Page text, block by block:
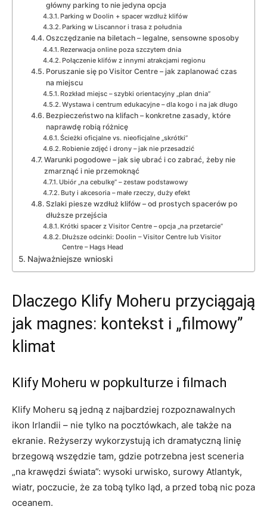
główny parking to nie jedyna opcja
Parking w Doolin + spacer wzdłuż klifów
Parking w Liscannor i trasa z południa
Oszczędzanie na biletach – legalne, sensowne sposoby
Rezerwacja online poza szczytem dnia
Połączenie klifów z innymi atrakcjami regionu
Poruszanie się po Visitor Centre – jak zaplanować czas
na miejscu
Rozkład miejsc – szybki orientacyjny „plan dnia”
Wystawa i centrum edukacyjne – dla kogo i na jak długo
Bezpieczeństwo na klifach – konkretne zasady, które
naprawdę robią różnicę
Ścieżki oficjalne vs. nieoficjalne „skrótki”
Robienie zdjęć i drony – jak nie przesadzić
Warunki pogodowe – jak się ubrać i co zabrać, żeby nie
zmarznąć i nie przemoknąć
Ubiór „na cebulkę” – zestaw podstawowy
Buty i akcesoria – małe rzeczy, duży efekt
Szlaki piesze wzdłuż klifów – od prostych spacerów po
dłuższe przejścia
Krótki spacer z Visitor Centre – opcja „na przetarcie”
Dłuższe odcinki: Doolin – Visitor Centre lub Visitor
Centre – Hags Head
Najważniejsze wnioski
Dlaczego Klify Moheru przyciągają
jak magnes: kontekst i „filmowy”
klimat
Klify Moheru w popkulturze i filmach
Klify Moheru są jedną z najbardziej rozpoznawalnych
ikon Irlandii – nie tylko na pocztówkach, ale także na
ekranie. Reżyserzy wykorzystują ich dramatyczną linię
brzegową wszędzie tam, gdzie potrzebna jest sceneria
„na krawędzi świata”: wysoki urwisko, surowy Atlantyk,
wiatr, poczucie, że za tobą tylko ląd, a przed tobą nic poza
oceanem.